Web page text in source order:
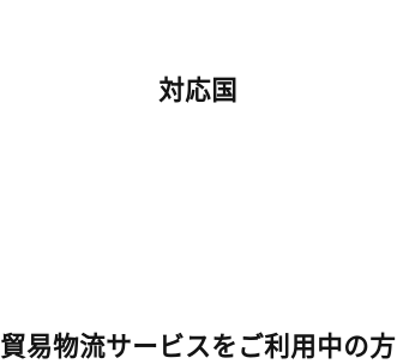
対応国
貿易物流サービスをご利用中の方